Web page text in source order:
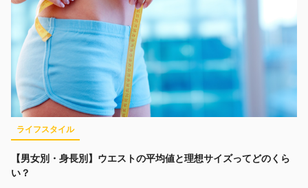
ライフスタイル
【男女別・身長別】ウエストの平均値と理想サイズってどのくら
い？